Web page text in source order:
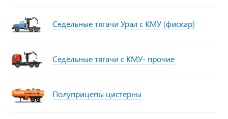
Седельные тягачи Урал с КМУ (фискар)
Седельные тягачи с КМУ- прочие
Полуприцепы цистерны